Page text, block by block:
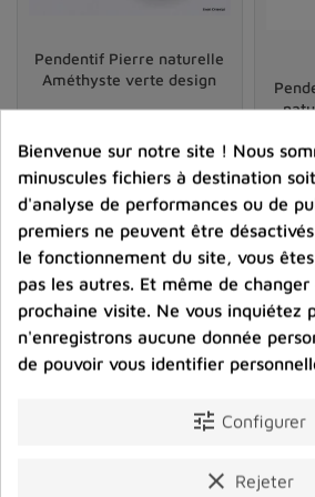
Certains passionnés de lithothérapie
réception d’un
pendentif
Nettoyer la pierre soigneusement,
sur la peau seraient autant
la pierre à sa future mission.
D’autres préfèrent accorder du
contemplation quotidienne du
ses couleurs et ses reflets pour
leurs propres aspirations. Au fil du
bijou s’imprègne de souvenirs,
pouvoir symbolique presque
La popularité croissante des
imposants, bruts ou finement polis,
Pendentif Pierre naturelle
Améthyste verte design
Prix
43,00 €
shopping_cart  favorite_border
Bienvenue sur notre site ! Nous
minuscules fichiers à destination
d'analyse de performances ou de
premiers ne peuvent être
le fonctionnement du site, vous
pas les autres. Et même de
prochaine visite. Ne vous inquiétez
n'enregistrons aucune donnée
de pouvoir vous identifier
tune Configurer
clear Rejeter